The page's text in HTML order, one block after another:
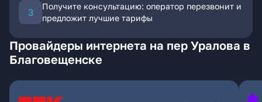
Получите консультацию: оператор перезвонит и
предложит лучшие тарифы
Провайдеры интернета на пер Уралова в
Благовещенске